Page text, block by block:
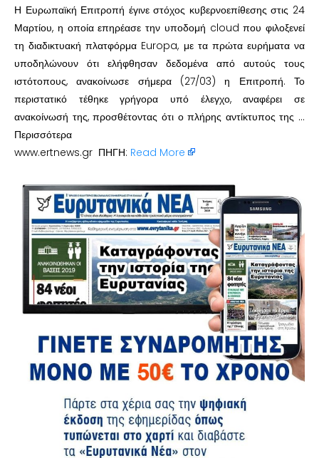
​Η Ευρωπαϊκή Επιτροπή έγινε στόχος κυβερνοεπίθεσης στις 24
Μαρτίου, η οποία επηρέασε την υποδομή cloud που φιλοξενεί
τη διαδικτυακή πλατφόρμα Europa, με τα πρώτα ευρήματα να
υποδηλώνουν ότι ελήφθησαν δεδομένα από αυτούς τους
ιστότοπους, ανακοίνωσε σήμερα (27/03) η Επιτροπή. Το
περιστατικό τέθηκε γρήγορα υπό έλεγχο, αναφέρει σε
ανακοίνωσή της, προσθέτοντας ότι ο πλήρης αντίκτυπος της …
Περισσότερα
www.ertnews.gr ΠΗΓΗ: Read More